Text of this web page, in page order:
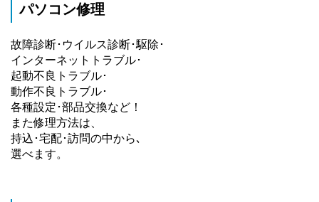
パソコン修理
故障診断･ウイルス診断･駆除･
インターネットトラブル･
起動不良トラブル･
動作不良トラブル･
各種設定･部品交換など！
また修理方法は、
持込･宅配･訪問の中から､
選べます。